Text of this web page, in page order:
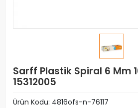
Sarff Plastik Spiral 6 Mm
15312005
Ürün Kodu: 4816ofs-n-76117